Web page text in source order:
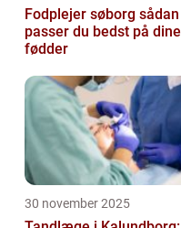
Fodplejer søborg sådan
passer du bedst på dine
fødder
30 november 2025